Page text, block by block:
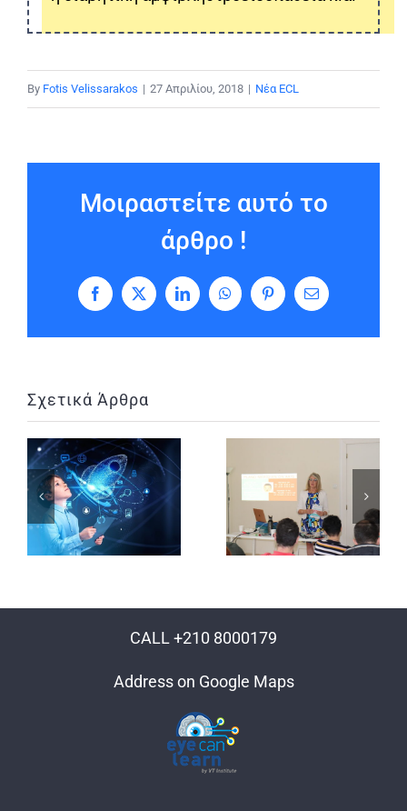
By Fotis Velissarakos | 27 Απριλίου, 2018 | Νέα ECL
Μοιραστείτε αυτό το
άρθρο !
Facebook
X LinkedInWhatsAppPinterestEmail
Σχετικά Άρθρα
CALL +210 8000179
Address on Google Maps